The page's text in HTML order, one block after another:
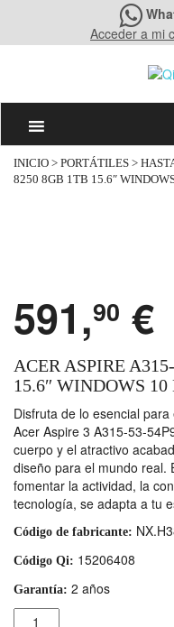
Acceder a mi
INICIO > PORTÁTILES >
8250 8GB 1TB 15.6″
591,90 €
ACER ASPIRE
15.6″ WINDOWS 10
Disfruta de lo esencial
Acer Aspire 3 A315-53-
cuerpo y el atractivo
diseño para el mundo real.
fomentar la actividad, la
tecnología, se adapta a tu
Código de fabricante:
Código Qi: 15206408
Garantía: 2 años
Cantidad